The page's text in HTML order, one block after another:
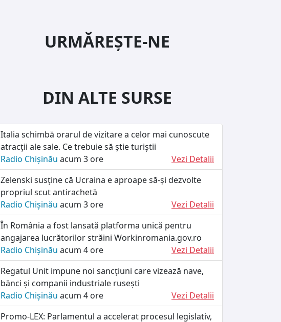
URMĂREȘTE-NE
DIN ALTE SURSE
Italia schimbă orarul de vizitare a celor mai cunoscute
atracții ale sale. Ce trebuie să știe turiștii
Radio Chișinău acum 3 ore
Vezi Detalii
Zelenski susține că Ucraina e aproape să-și dezvolte
propriul scut antirachetă
Radio Chișinău acum 3 ore
Vezi Detalii
În România a fost lansată platforma unică pentru
angajarea lucrătorilor străini Workinromania.gov.ro
Radio Chișinău acum 4 ore
Vezi Detalii
Regatul Unit impune noi sancțiuni care vizează nave,
bănci și companii industriale rusești
Radio Chișinău acum 4 ore
Vezi Detalii
Promo-LEX: Parlamentul a accelerat procesul legislativ,